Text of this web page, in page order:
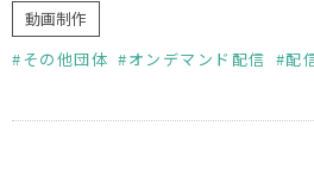
動画制作
その他団体
オンデマンド配信
配